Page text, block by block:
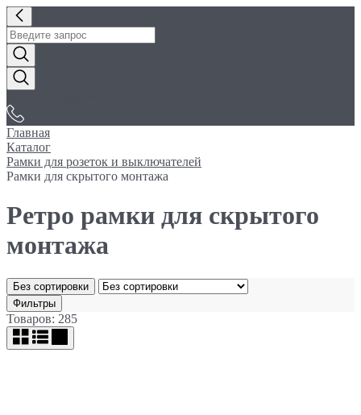
Главная
Каталог
Рамки для розеток и выключателей
Рамки для скрытого монтажа
Ретро рамки для скрытого
монтажа
Без сортировки
Фильтры
Товаров: 285